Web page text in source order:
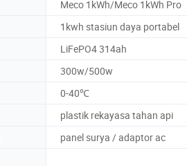
Meco 1kWh/Meco 1kWh Pro
1kwh stasiun daya portabel
LiFePO4 314ah
300w/500w
0-40℃
plastik rekayasa tahan api
panel surya / adaptor ac